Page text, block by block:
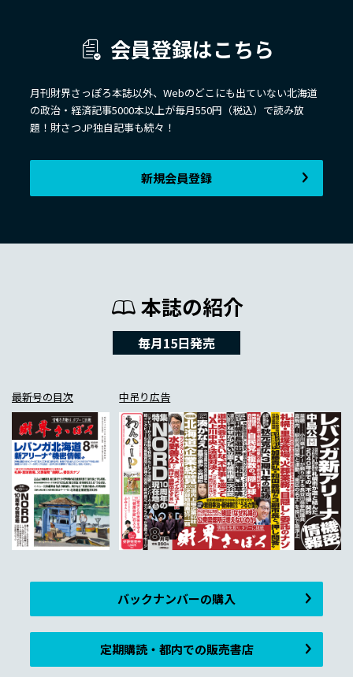
会員登録はこちら
月刊財界さっぽろ本誌以外、Webのどこにも出ていない北海道
の政治・経済記事5000本以上が毎月550円（税込）で読み放
題！財さつJP独自記事も続々！
新規会員登録
本誌の紹介
毎月15日発売
最新号の目次 中吊り広告
バックナンバーの購入
定期購読・都内での販売書店